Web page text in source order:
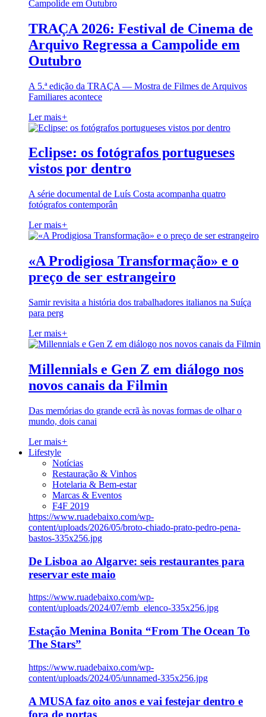
TRAÇA 2026: Festival de Cinema de
Arquivo Regressa a Campolide em
Outubro
A 5.ª edição da TRAÇA — Mostra de Filmes de Arquivos
Familiares acontece
Ler mais+
Eclipse: os fotógrafos portugueses
vistos por dentro
A série documental de Luís Costa acompanha quatro
fotógrafos contemporân
Ler mais+
«A Prodigiosa Transformação» e o
preço de ser estrangeiro
Samir revisita a história dos trabalhadores italianos na Suíça
para perg
Ler mais+
Millennials e Gen Z em diálogo nos
novos canais da Filmin
Das memórias do grande ecrã às novas formas de olhar o
mundo, dois canai
Ler mais+
Lifestyle
Notícias
Restauração & Vinhos
Hotelaria & Bem-estar
Marcas & Eventos
F4F 2019
https://www.ruadebaixo.com/wp-
content/uploads/2026/05/broto-chiado-prato-pedro-pena-
bastos-335x256.jpg
De Lisboa ao Algarve: seis restaurantes para
reservar este maio
https://www.ruadebaixo.com/wp-
content/uploads/2024/07/emb_elenco-335x256.jpg
Estação Menina Bonita “From The Ocean To
The Stars”
https://www.ruadebaixo.com/wp-
content/uploads/2024/05/unnamed-335x256.jpg
A MUSA faz oito anos e vai festejar dentro e
fora de portas